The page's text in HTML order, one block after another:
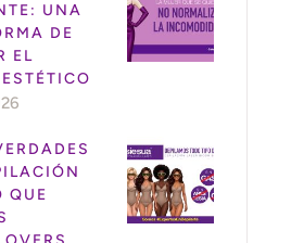
UNA
DE
EL
QUE